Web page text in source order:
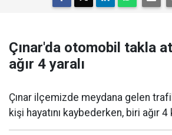
Çınar'da otomobil takla
ağır 4 yaralı
Çınar ilçemizde meydana gelen
kişi hayatını kaybederken, biri ağır 4